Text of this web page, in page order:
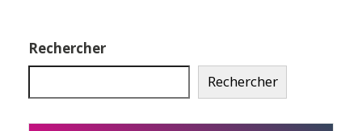
Rechercher
Rechercher